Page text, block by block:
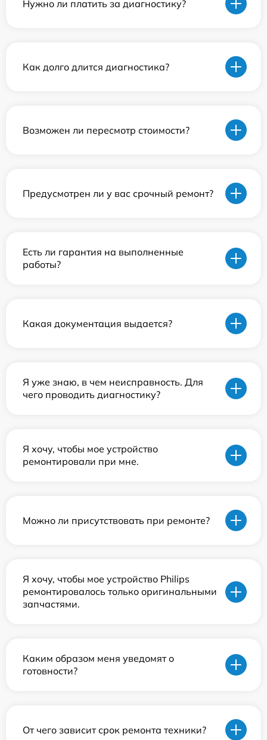
Нужно ли платить за диагностику?
Как долго длится диагностика?
Возможен ли пересмотр стоимости?
Предусмотрен ли у вас срочный ремонт?
Есть ли гарантия на выполненные
работы?
Какая документация выдается?
Я уже знаю, в чем неисправность. Для
чего проводить диагностику?
Я хочу, чтобы мое устройство
ремонтировали при мне.
Можно ли присутствовать при ремонте?
Я хочу, чтобы мое устройство Philips
ремонтировалось только оригинальными
запчастями.
Каким образом меня уведомят о
готовности?
От чего зависит срок ремонта техники?